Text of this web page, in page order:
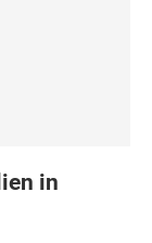
in